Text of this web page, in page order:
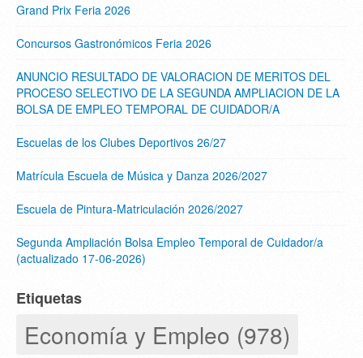
Grand Prix Feria 2026
Concursos Gastronómicos Feria 2026
ANUNCIO RESULTADO DE VALORACION DE MERITOS DEL
PROCESO SELECTIVO DE LA SEGUNDA AMPLIACION DE LA
BOLSA DE EMPLEO TEMPORAL DE CUIDADOR/A
Escuelas de los Clubes Deportivos 26/27
Matrícula Escuela de Música y Danza 2026/2027
Escuela de Pintura-Matriculación 2026/2027
Segunda Ampliación Bolsa Empleo Temporal de Cuidador/a
(actualizado 17-06-2026)
Etiquetas
Economía y Empleo (978)